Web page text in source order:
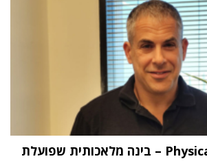
"העתיד הוא Physical AI – בינה מלאכותית שפועלת